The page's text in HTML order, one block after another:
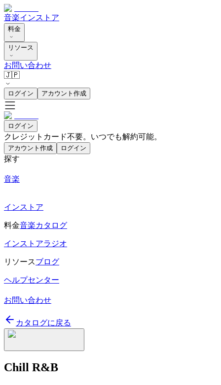
音楽インストア
料金
リソース
お問い合わせ
🇯🇵
ログイン アカウント作成
ログイン
クレジットカード不要。いつでも解約可能。
アカウント作成 ログイン
探す
音楽
インストア
料金音楽カタログ
インストアラジオ
リソースブログ
ヘルプセンター
お問い合わせ
カタログに戻る
Chill R&B